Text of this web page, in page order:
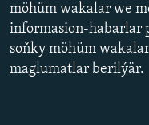
möhüm wakalar we
informasion-habarlar
soňky möhüm
maglumatlar berilýär.